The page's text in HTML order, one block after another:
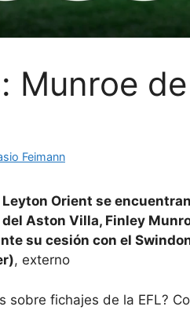
Munroe
Feimann
Leyton Orient se
Aston Villa, Finley
su cesión con el
, externo
sobre fichajes de la EFL?